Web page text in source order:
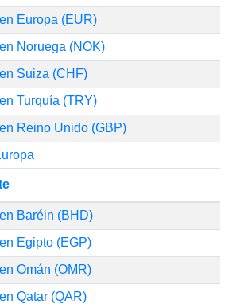
Europa (EUR)
Noruega (NOK)
Suiza (CHF)
Turquía (TRY)
Reino Unido (GBP)
Baréin (BHD)
Egipto (EGP)
Omán (OMR)
Qatar (QAR)